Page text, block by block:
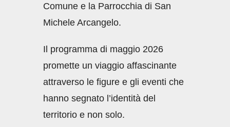
Comune e la Parrocchia di San
Michele Arcangelo.
Il programma di maggio 2026
promette un viaggio affascinante
attraverso le figure e gli eventi che
hanno segnato l’identità del
territorio e non solo.